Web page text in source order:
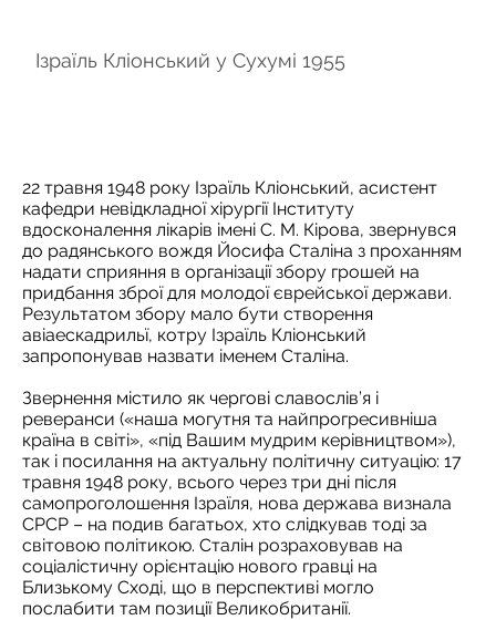
Ізраїль Кліонський у Сухумі 1955
22 травня 1948 року Ізраїль Кліонський, асистент
кафедри невідкладної хірургії Інституту
вдосконалення лікарів імені С. М. Кірова, звернувся
до радянського вождя Йосифа Сталіна з проханням
надати сприяння в організації збору грошей на
придбання зброї для молодої єврейської держави.
Результатом збору мало бути створення
авіаескадрильї, котру Ізраїль Кліонський
запропонував назвати іменем Сталіна.
Звернення містило як чергові славослів’я і
реверанси («наша могутня та найпрогресивніша
країна в світі», «під Вашим мудрим керівництвом»),
так і посилання на актуальну політичну ситуацію: 17
травня 1948 року, всього через три дні після
самопроголошення Ізраїля, нова держава визнала
СРСР – на подив багатьох, хто слідкував тоді за
світовою політикою. Сталін розраховував на
соціалістичну орієнтацію нового гравці на
Близькому Сході, що в перспективі могло
послабити там позиції Великобританії.